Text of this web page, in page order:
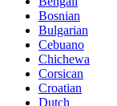
Bosnian
Bulgarian
Cebuano
Chichewa
Corsican
Croatian
Dutch